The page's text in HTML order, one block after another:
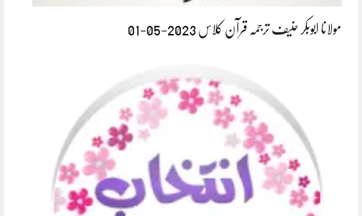
مولانا ابوبکر حنیف ترجمہ قرآن کلاس 2023-05-01